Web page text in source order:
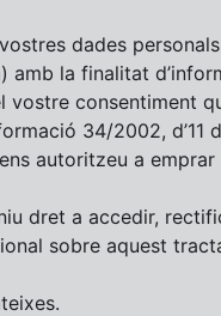
dades
amb la finalitat
vostre consentiment
34/2002, d’11
autoritzeu a
dret a accedir,
sobre aquest